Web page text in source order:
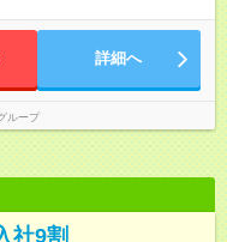
入アップも目指せる環境で
分があります。 雇用形態：
230,000円以上 上記額にはみ
全額支給いたします。 みな
最大12ヶ月間）も、試用期
む社員も多くいます◎
詳細へ
ループ
社9割